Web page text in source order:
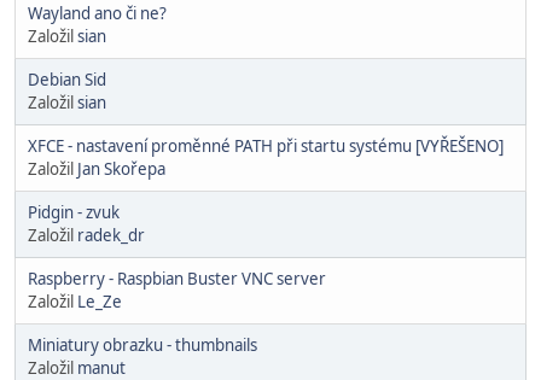
Wayland ano či ne?
Založilsian
Debian Sid
Založilsian
XFCE - nastavení proměnné PATH při startu systému [VYŘEŠENO]
Založil Jan Skořepa
Pidgin - zvuk
Založil radek_dr
Raspberry - Raspbian Buster VNC server
Založil Le_Ze
Miniatury obrazku - thumbnails
Založil manut